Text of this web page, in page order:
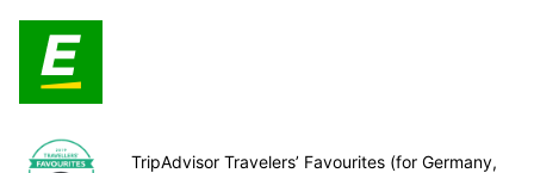
TripAdvisor Travelers’ Favourites (for Germany,